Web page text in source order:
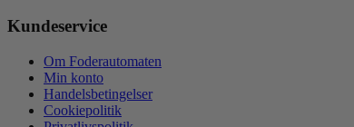
Kundeservice
Om Foderautomaten
Min konto
Handelsbetingelser
Cookiepolitik